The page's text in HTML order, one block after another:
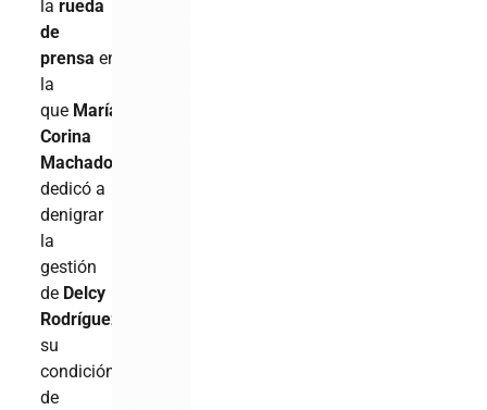
larueda
de
prensa en
la
que María
Corina
Machado
dedicó a
denigrar
la
gestión
de Delcy
Rodríguez
su
condición
de